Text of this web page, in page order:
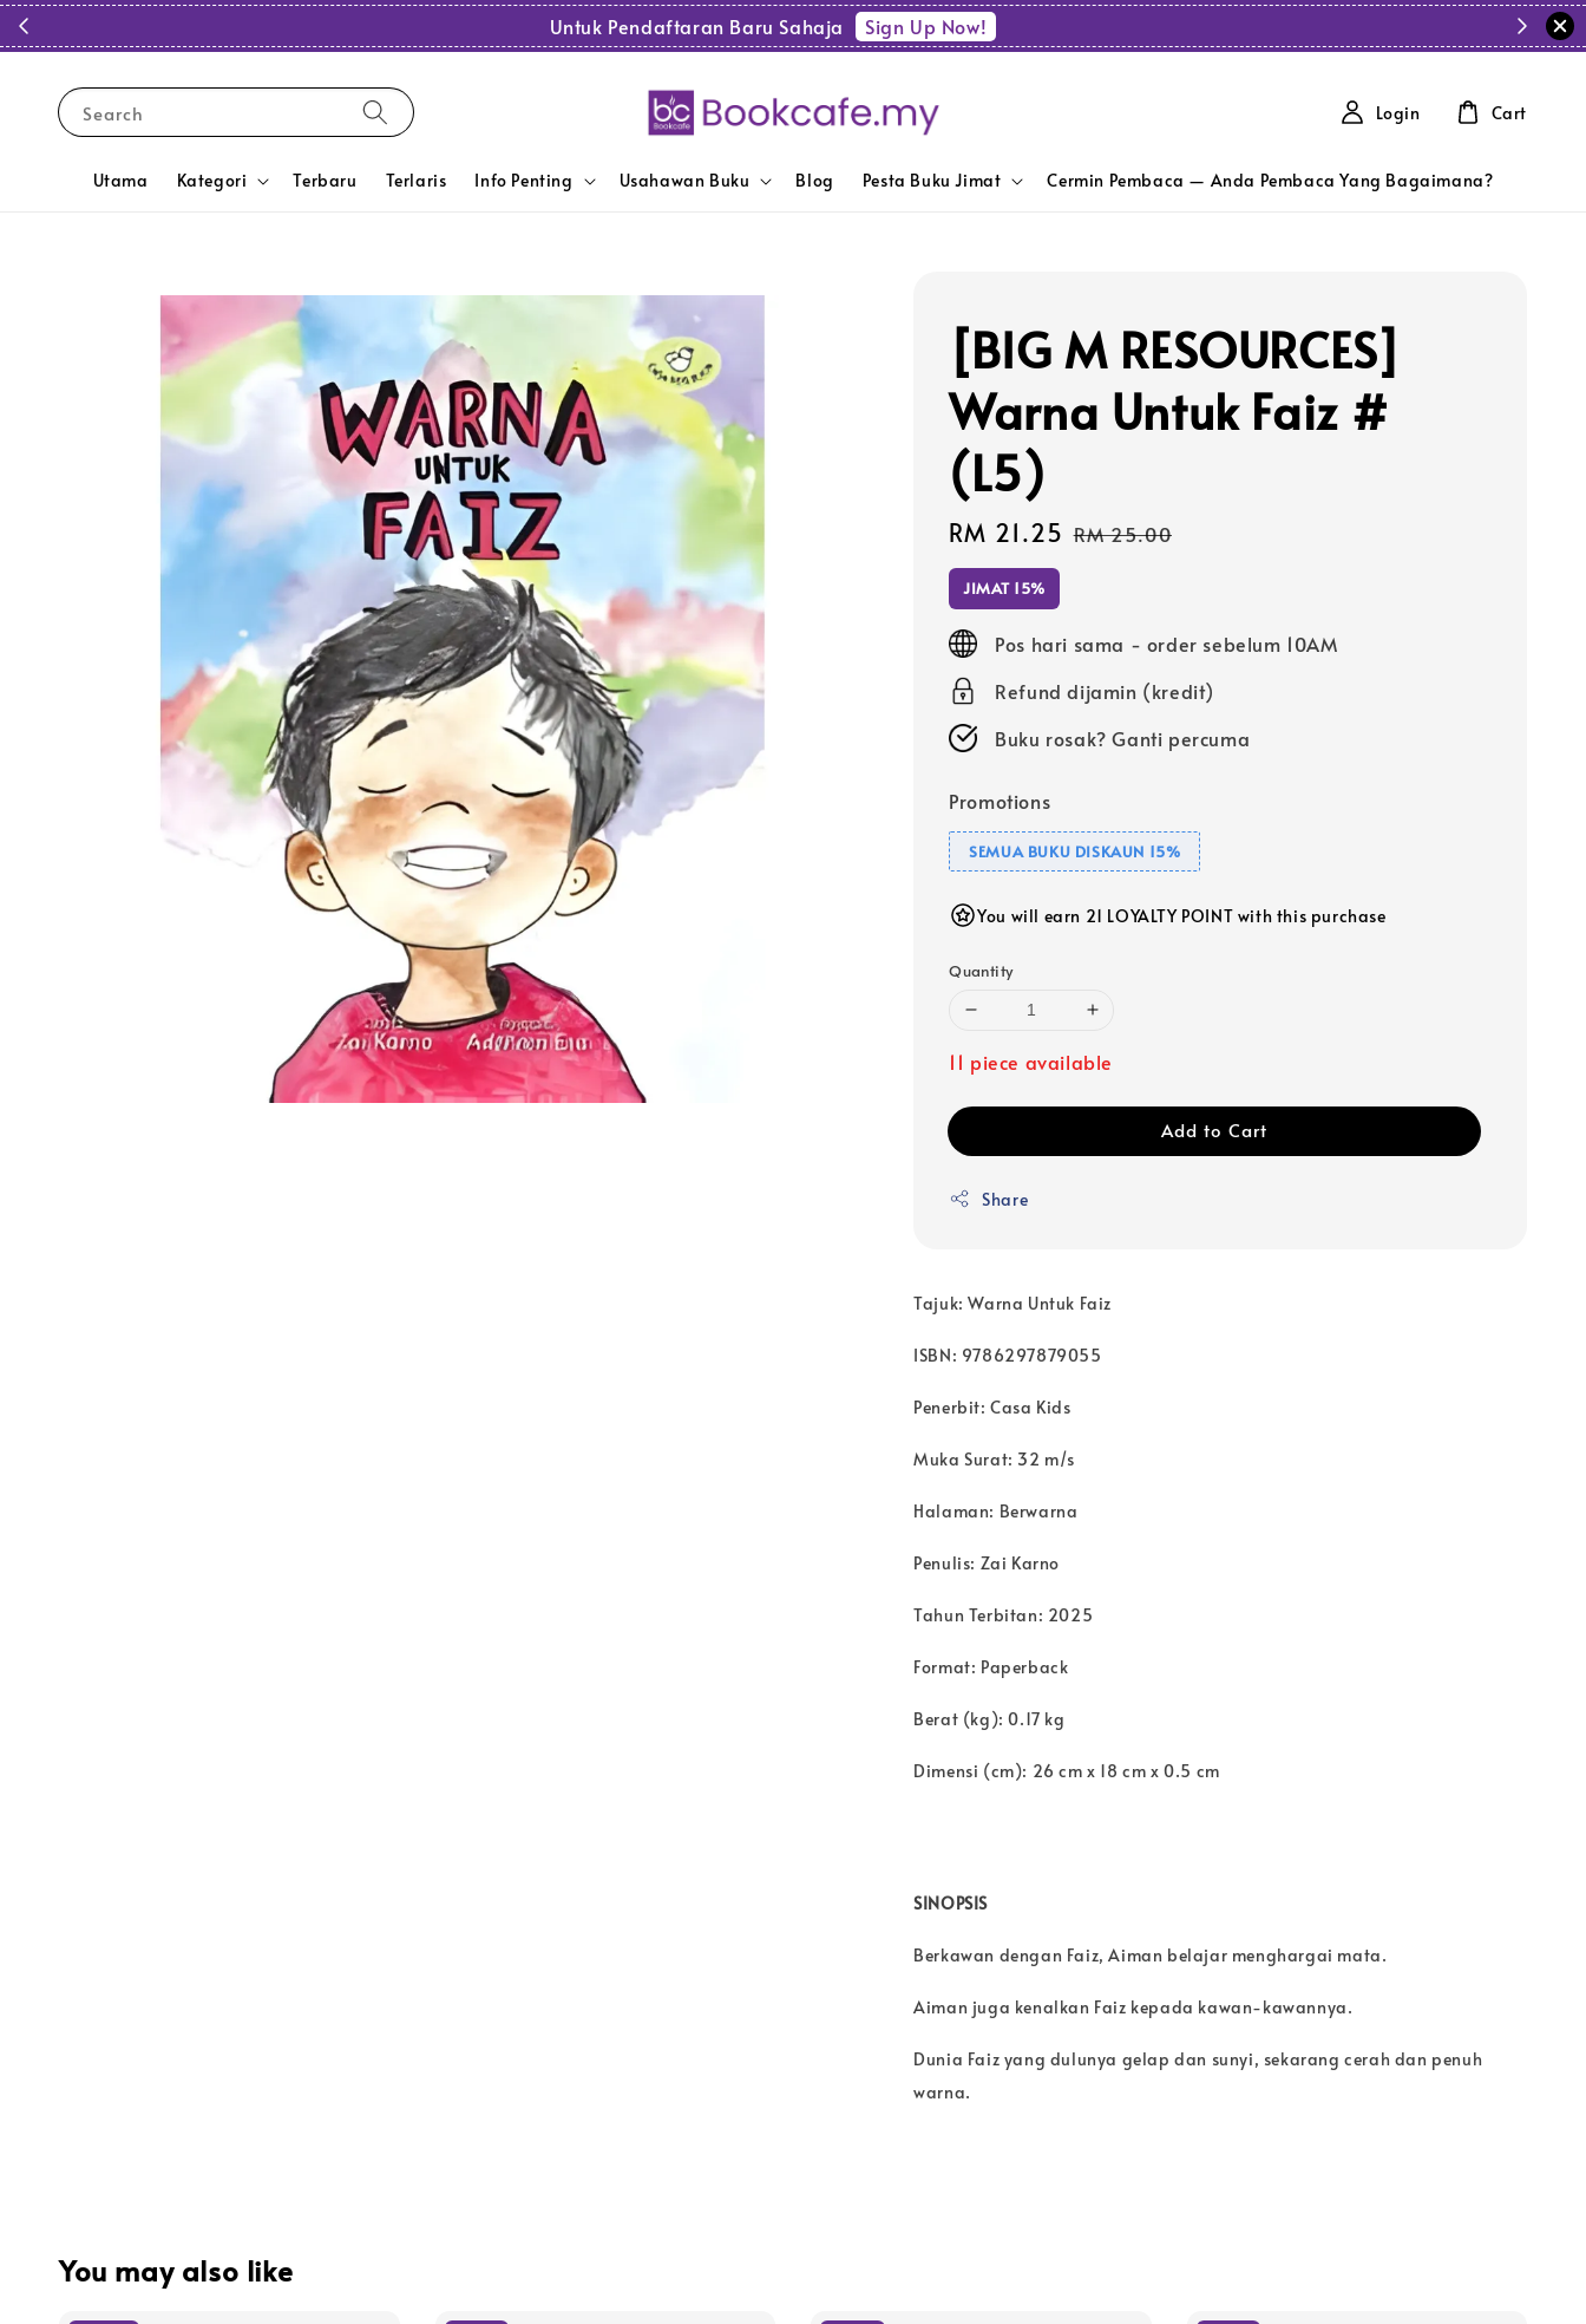
Untuk Pendaftaran Baru Sahaja Sign Up Now!
Search
Utama Kategori Terbaru Terlaris Info Penting Usahawan Buku Blog Pesta Buku Jimat Cermin Pembaca — Anda Pembaca Yang Bagaimana?
Login Cart
[BIG M RESOURCES]
Warna Untuk Faiz #
(L5)
Sale
price
RM 21.25 Regular
RM 25.00
JIMAT 15%
Pos hari sama - order sebelum 10AM
Refund dijamin (kredit)
Buku rosak? Ganti percuma
Promotions
SEMUA BUKU DISKAUN 15%
You will earn 21 LOYALTY POINT with this purchase
Quantity
11 piece available
Add to Cart
Share
Tajuk: Warna Untuk Faiz
ISBN: 9786297879055
Penerbit: Casa Kids
Muka Surat: 32 m/s
Halaman: Berwarna
Penulis: Zai Karno
Tahun Terbitan: 2025
Format: Paperback
Berat (kg): 0.17 kg
Dimensi (cm): 26 cm x 18 cm x 0.5 cm
SINOPSIS
Berkawan dengan Faiz, Aiman belajar menghargai mata.
Aiman juga kenalkan Faiz kepada kawan-kawannya.
Dunia Faiz yang dulunya gelap dan sunyi, sekarang cerah dan penuh
warna.
You may also like